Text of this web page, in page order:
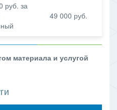
руб. за
49 000 руб.
материала и услугой